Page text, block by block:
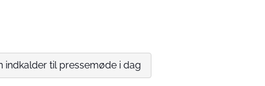
indkalder til pressemøde i dag